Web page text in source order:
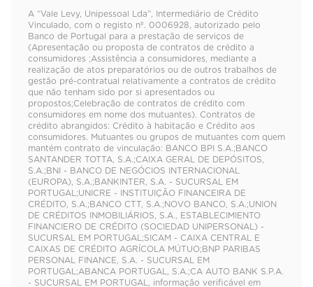
A “Vale Levy, Unipessoal Lda”, Intermediário de Crédito
Vinculado, com o registo nº. 0006928, autorizado pelo
Banco de Portugal para a prestação de serviços de
(Apresentação ou proposta de contratos de crédito a
consumidores ;Assistência a consumidores, mediante a
realização de atos preparatórios ou de outros trabalhos de
gestão pré-contratual relativamente a contratos de crédito
que não tenham sido por si apresentados ou
propostos;Celebração de contratos de crédito com
consumidores em nome dos mutuantes). Contratos de
crédito abrangidos: Crédito à habitação e Crédito aos
consumidores. Mutuantes ou grupos de mutuantes com quem
mantém contrato de vinculação: BANCO BPI S.A.;BANCO
SANTANDER TOTTA, S.A.;CAIXA GERAL DE DEPÓSITOS,
S.A.;BNI - BANCO DE NEGÓCIOS INTERNACIONAL
(EUROPA), S.A.;BANKINTER, S.A. - SUCURSAL EM
PORTUGAL;UNICRE - INSTITUIÇÃO FINANCEIRA DE
CRÉDITO, S.A.;BANCO CTT, S.A.;NOVO BANCO, S.A.;UNION
DE CRÉDITOS INMOBILIÁRIOS, S.A., ESTABLECIMIENTO
FINANCIERO DE CRÉDITO (SOCIEDAD UNIPERSONAL) -
SUCURSAL EM PORTUGAL;SICAM - CAIXA CENTRAL E
CAIXAS DE CRÉDITO AGRÍCOLA MÚTUO;BNP PARIBAS
PERSONAL FINANCE, S.A. - SUCURSAL EM
PORTUGAL;ABANCA PORTUGAL, S.A.;CA AUTO BANK S.P.A.
- SUCURSAL EM PORTUGAL, informação verificável em